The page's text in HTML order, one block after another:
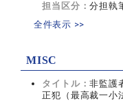
担当区分：分担執
全件表示 >>
MISC
タイトル：非監護
正犯（最高裁一小